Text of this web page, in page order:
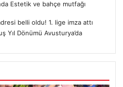
Estetik ve bahçe mutfağı
belli oldu! 1. lige imza attı
Yıl Dönümü Avusturya’da